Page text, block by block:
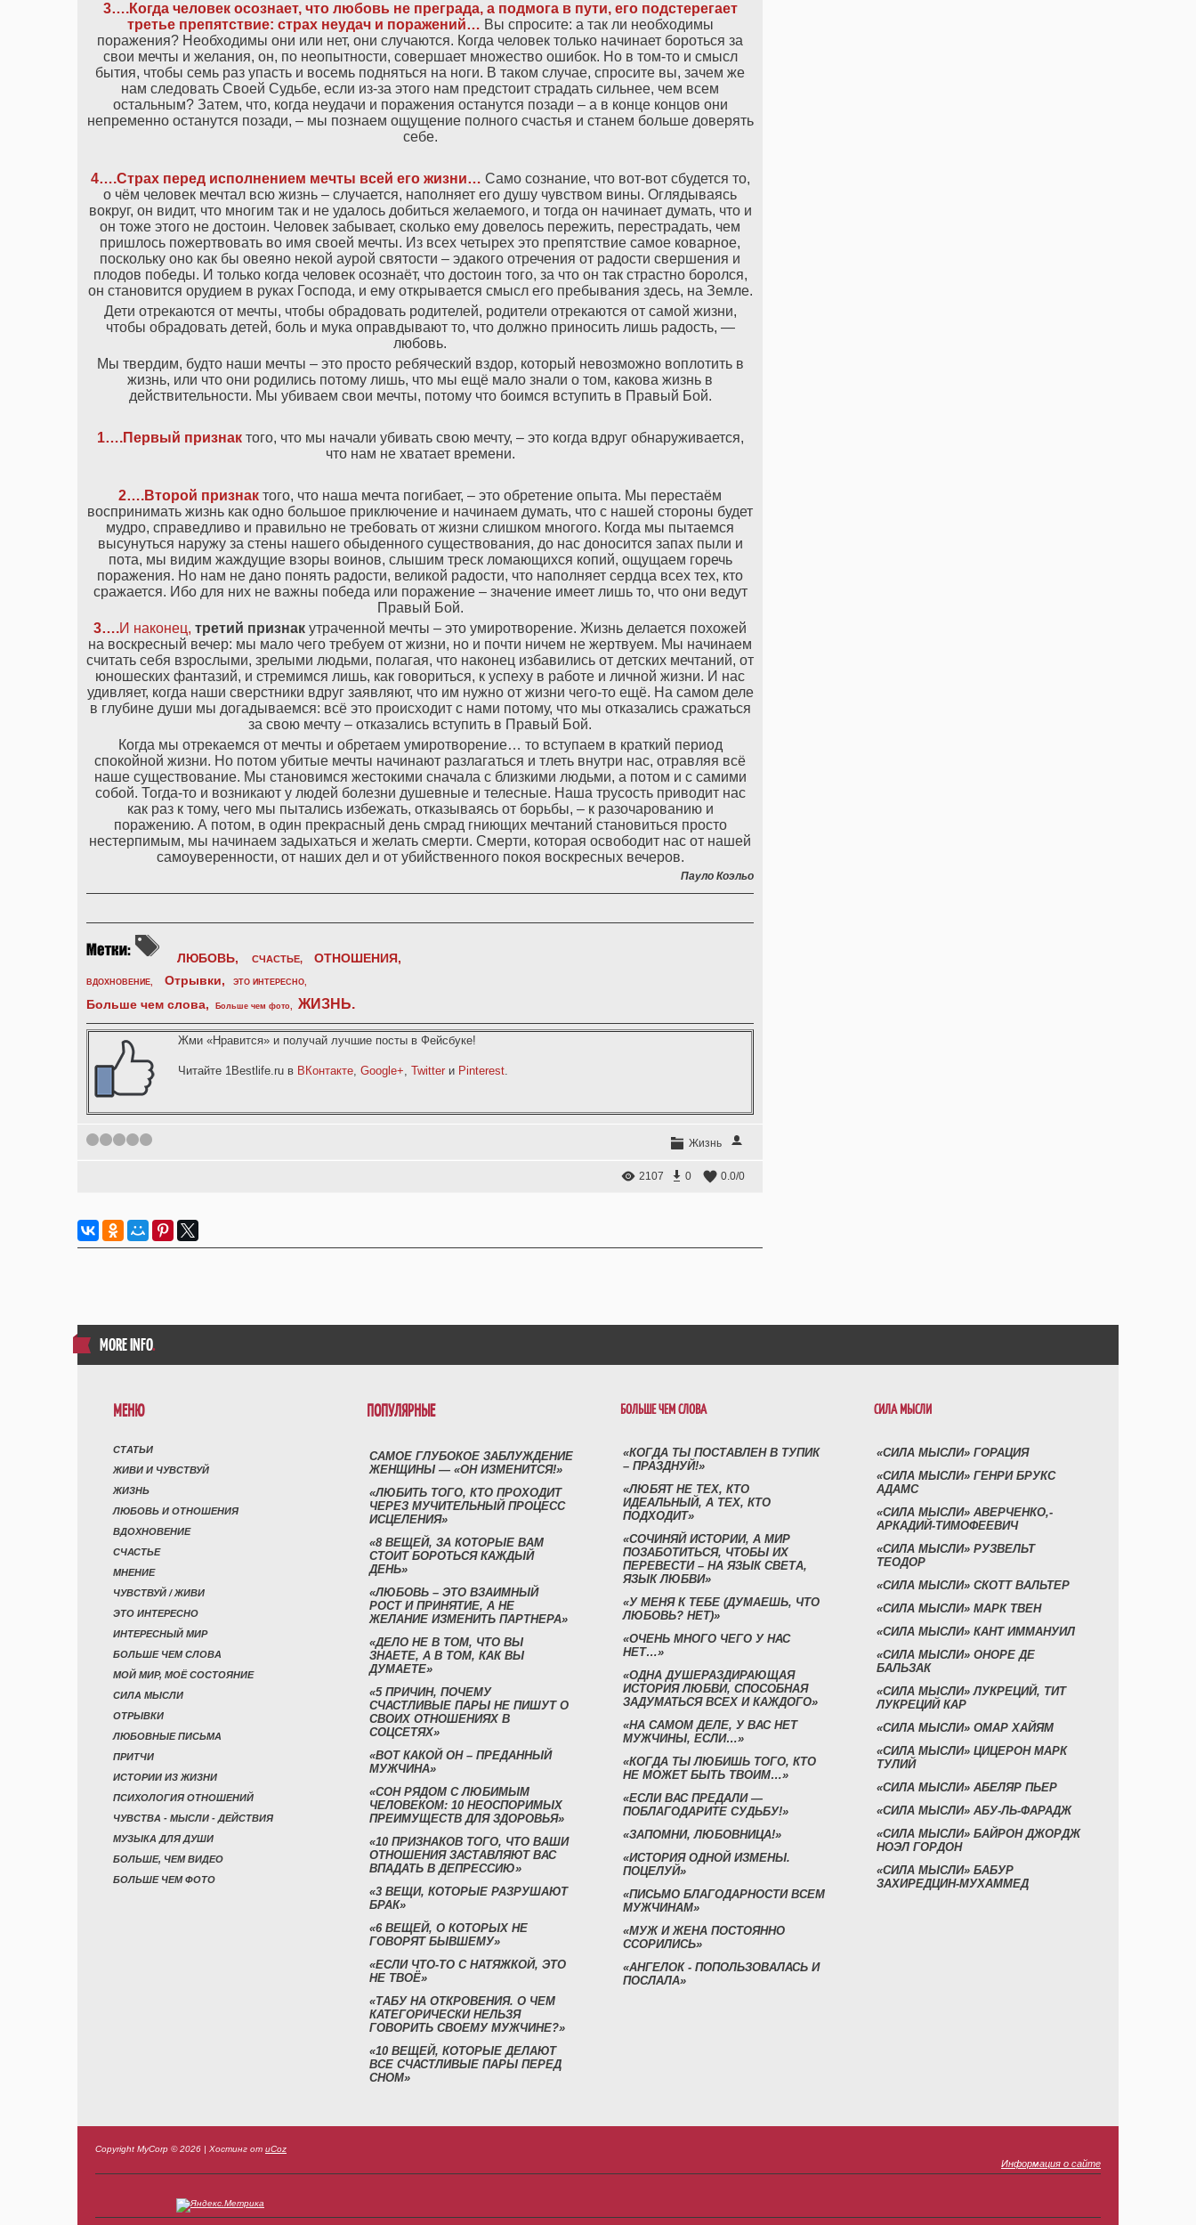
3….Когда человек осознает, что любовь не преграда, а подмога в пути, его подстерегает
третье препятствие: страх неудач и поражений… Вы спросите: а так ли необходимы
поражения? Необходимы они или нет, они случаются. Когда человек только начинает бороться за
свои мечты и желания, он, по неопытности, совершает множество ошибок. Но в том-то и смысл
бытия, чтобы семь раз упасть и восемь подняться на ноги. В таком случае, спросите вы, зачем же
нам следовать Своей Судьбе, если из-за этого нам предстоит страдать сильнее, чем всем
остальным? Затем, что, когда неудачи и поражения останутся позади – а в конце концов они
непременно останутся позади, – мы познаем ощущение полного счастья и станем больше доверять
себе.
4….Страх перед исполнением мечты всей его жизни… Само сознание, что вот-вот сбудется то,
о чём человек мечтал всю жизнь – случается, наполняет его душу чувством вины. Оглядываясь
вокруг, он видит, что многим так и не удалось добиться желаемого, и тогда он начинает думать, что и
он тоже этого не достоин. Человек забывает, сколько ему довелось пережить, перестрадать, чем
пришлось пожертвовать во имя своей мечты. Из всех четырех это препятствие самое коварное,
поскольку оно как бы овеяно некой аурой святости – эдакого отречения от радости свершения и
плодов победы. И только когда человек осознаёт, что достоин того, за что он так страстно боролся,
он становится орудием в руках Господа, и ему открывается смысл его пребывания здесь, на Земле.
Дети отрекаются от мечты, чтобы обрадовать родителей, родители отрекаются от самой жизни,
чтобы обрадовать детей, боль и мука оправдывают то, что должно приносить лишь радость, —
любовь.
Мы твердим, будто наши мечты – это просто ребяческий вздор, который невозможно воплотить в
жизнь, или что они родились потому лишь, что мы ещё мало знали о том, какова жизнь в
действительности. Мы убиваем свои мечты, потому что боимся вступить в Правый Бой.
1….Первый признак того, что мы начали убивать свою мечту, – это когда вдруг обнаруживается,
что нам не хватает времени.
2….Второй признак того, что наша мечта погибает, – это обретение опыта. Мы перестаём
воспринимать жизнь как одно большое приключение и начинаем думать, что с нашей стороны будет
мудро, справедливо и правильно не требовать от жизни слишком многого. Когда мы пытаемся
высунуться наружу за стены нашего обыденного существования, до нас доносится запах пыли и
пота, мы видим жаждущие взоры воинов, слышим треск ломающихся копий, ощущаем горечь
поражения. Но нам не дано понять радости, великой радости, что наполняет сердца всех тех, кто
сражается. Ибо для них не важны победа или поражение – значение имеет лишь то, что они ведут
Правый Бой.
3….И наконец, третий признак утраченной мечты – это умиротворение. Жизнь делается похожей
на воскресный вечер: мы мало чего требуем от жизни, но и почти ничем не жертвуем. Мы начинаем
считать себя взрослыми, зрелыми людьми, полагая, что наконец избавились от детских мечтаний, от
юношеских фантазий, и стремимся лишь, как говориться, к успеху в работе и личной жизни. И нас
удивляет, когда наши сверстники вдруг заявляют, что им нужно от жизни чего-то ещё. На самом деле
в глубине души мы догадываемся: всё это происходит с нами потому, что мы отказались сражаться
за свою мечту – отказались вступить в Правый Бой.
Когда мы отрекаемся от мечты и обретаем умиротворение… то вступаем в краткий период
спокойной жизни. Но потом убитые мечты начинают разлагаться и тлеть внутри нас, отравляя всё
наше существование. Мы становимся жестокими сначала с близкими людьми, а потом и с самими
собой. Тогда-то и возникают у людей болезни душевные и телесные. Наша трусость приводит нас
как раз к тому, чего мы пытались избежать, отказываясь от борьбы, – к разочарованию и
поражению. А потом, в один прекрасный день смрад гниющих мечтаний становиться просто
нестерпимым, мы начинаем задыхаться и желать смерти. Смерти, которая освободит нас от нашей
самоуверенности, от наших дел и от убийственного покоя воскресных вечеров.
Пауло Коэльо
ЛЮБОВЬ, СЧАСТЬЕ, ОТНОШЕНИЯ,
ВДОХНОВЕНИЕ, Отрывки, ЭТО ИНТЕРЕСНО,
Больше чем слова, Больше чем фото, ЖИЗНЬ.
Жми «Нравится» и получай лучшие посты в Фейсбуке!
Читайте 1Bestlife.ru в ВКонтакте, Google+, Twitter и Pinterest.
1 2 3 4 Жизнь
2107 0 0.0/0
MORE INFO.
МЕНЮ
СТАТЬИ
ЖИВИ И ЧУВСТВУЙ
ЖИЗНЬ
ЛЮБОВЬ И ОТНОШЕНИЯ
ВДОХНОВЕНИЕ
СЧАСТЬЕ
МНЕНИЕ
ЧУВСТВУЙ / ЖИВИ
ЭТО ИНТЕРЕСНО
ИНТЕРЕСНЫЙ МИР
БОЛЬШЕ ЧЕМ СЛОВА
МОЙ МИР, МОЁ СОСТОЯНИЕ
СИЛА МЫСЛИ
ОТРЫВКИ
ЛЮБОВНЫЕ ПИСЬМА
ПРИТЧИ
ИСТОРИИ ИЗ ЖИЗНИ
ПСИХОЛОГИЯ ОТНОШЕНИЙ
ЧУВСТВА - МЫСЛИ - ДЕЙСТВИЯ
МУЗЫКА ДЛЯ ДУШИ
БОЛЬШЕ, ЧЕМ ВИДЕО
БОЛЬШЕ ЧЕМ ФОТО
ПОПУЛЯРНЫЕ
САМОЕ ГЛУБОКОЕ ЗАБЛУЖДЕНИЕ
ЖЕНЩИНЫ — «ОН ИЗМЕНИТСЯ!»
«ЛЮБИТЬ ТОГО, КТО ПРОХОДИТ
ЧЕРЕЗ МУЧИТЕЛЬНЫЙ ПРОЦЕСС
ИСЦЕЛЕНИЯ»
«8 ВЕЩЕЙ, ЗА КОТОРЫЕ ВАМ
СТОИТ БОРОТЬСЯ КАЖДЫЙ
ДЕНЬ»
«ЛЮБОВЬ – ЭТО ВЗАИМНЫЙ
РОСТ И ПРИНЯТИЕ, А НЕ
ЖЕЛАНИЕ ИЗМЕНИТЬ ПАРТНЕРА»
«ДЕЛО НЕ В ТОМ, ЧТО ВЫ
ЗНАЕТЕ, А В ТОМ, КАК ВЫ
ДУМАЕТЕ»
«5 ПРИЧИН, ПОЧЕМУ
СЧАСТЛИВЫЕ ПАРЫ НЕ ПИШУТ О
СВОИХ ОТНОШЕНИЯХ В
СОЦСЕТЯХ»
«ВОТ КАКОЙ ОН – ПРЕДАННЫЙ
МУЖЧИНА»
«СОН РЯДОМ С ЛЮБИМЫМ
ЧЕЛОВЕКОМ: 10 НЕОСПОРИМЫХ
ПРЕИМУЩЕСТВ ДЛЯ ЗДОРОВЬЯ»
«10 ПРИЗНАКОВ ТОГО, ЧТО ВАШИ
ОТНОШЕНИЯ ЗАСТАВЛЯЮТ ВАС
ВПАДАТЬ В ДЕПРЕССИЮ»
«3 ВЕЩИ, КОТОРЫЕ РАЗРУШАЮТ
БРАК»
«6 ВЕЩЕЙ, О КОТОРЫХ НЕ
ГОВОРЯТ БЫВШЕМУ»
«ЕСЛИ ЧТО-ТО С НАТЯЖКОЙ, ЭТО
НЕ ТВОЁ»
«ТАБУ НА ОТКРОВЕНИЯ. О ЧЕМ
КАТЕГОРИЧЕСКИ НЕЛЬЗЯ
ГОВОРИТЬ СВОЕМУ МУЖЧИНЕ?»
«10 ВЕЩЕЙ, КОТОРЫЕ ДЕЛАЮТ
ВСЕ СЧАСТЛИВЫЕ ПАРЫ ПЕРЕД
СНОМ»
БОЛЬШЕ ЧЕМ СЛОВА
«КОГДА ТЫ ПОСТАВЛЕН В ТУПИК
– ПРАЗДНУЙ!»
«ЛЮБЯТ НЕ ТЕХ, КТО
ИДЕАЛЬНЫЙ, А ТЕХ, КТО
ПОДХОДИТ»
«СОЧИНЯЙ ИСТОРИИ, А МИР
ПОЗАБОТИТЬСЯ, ЧТОБЫ ИХ
ПЕРЕВЕСТИ – НА ЯЗЫК СВЕТА,
ЯЗЫК ЛЮБВИ»
«У МЕНЯ К ТЕБЕ (ДУМАЕШЬ, ЧТО
ЛЮБОВЬ? НЕТ)»
«ОЧЕНЬ МНОГО ЧЕГО У НАС
НЕТ…»
«ОДНА ДУШЕРАЗДИРАЮЩАЯ
ИСТОРИЯ ЛЮБВИ, СПОСОБНАЯ
ЗАДУМАТЬСЯ ВСЕХ И КАЖДОГО»
«НА САМОМ ДЕЛЕ, У ВАС НЕТ
МУЖЧИНЫ, ЕСЛИ…»
«КОГДА ТЫ ЛЮБИШЬ ТОГО, КТО
НЕ МОЖЕТ БЫТЬ ТВОИМ…»
«ЕСЛИ ВАС ПРЕДАЛИ —
ПОБЛАГОДАРИТЕ СУДЬБУ!»
«ЗАПОМНИ, ЛЮБОВНИЦА!»
«ИСТОРИЯ ОДНОЙ ИЗМЕНЫ.
ПОЦЕЛУЙ»
«ПИСЬМО БЛАГОДАРНОСТИ ВСЕМ
МУЖЧИНАМ»
«МУЖ И ЖЕНА ПОСТОЯННО
ССОРИЛИСЬ»
«АНГЕЛОК - ПОПОЛЬЗОВАЛАСЬ И
ПОСЛАЛА»
СИЛА МЫСЛИ
«СИЛА МЫСЛИ» ГОРАЦИЯ
«СИЛА МЫСЛИ» ГЕНРИ БРУКС
АДАМС
«СИЛА МЫСЛИ» АВЕРЧЕНКО,-
АРКАДИЙ-ТИМОФЕЕВИЧ
«СИЛА МЫСЛИ» РУЗВЕЛЬТ
ТЕОДОР
«СИЛА МЫСЛИ» СКОТТ ВАЛЬТЕР
«СИЛА МЫСЛИ» МАРК ТВЕН
«СИЛА МЫСЛИ» КАНТ ИММАНУИЛ
«СИЛА МЫСЛИ» ОНОРЕ ДЕ
БАЛЬЗАК
«СИЛА МЫСЛИ» ЛУКРЕЦИЙ, ТИТ
ЛУКРЕЦИЙ КАР
«СИЛА МЫСЛИ» ОМАР ХАЙЯМ
«СИЛА МЫСЛИ» ЦИЦЕРОН МАРК
ТУЛИЙ
«СИЛА МЫСЛИ» АБЕЛЯР ПЬЕР
«СИЛА МЫСЛИ» АБУ-ЛЬ-ФАРАДЖ
«СИЛА МЫСЛИ» БАЙРОН ДЖОРДЖ
НОЭЛ ГОРДОН
«СИЛА МЫСЛИ» БАБУР
ЗАХИРЕДЦИН-МУХАММЕД
Copyright MyCorp © 2026 | Хостинг от uCoz
Информация о сайте